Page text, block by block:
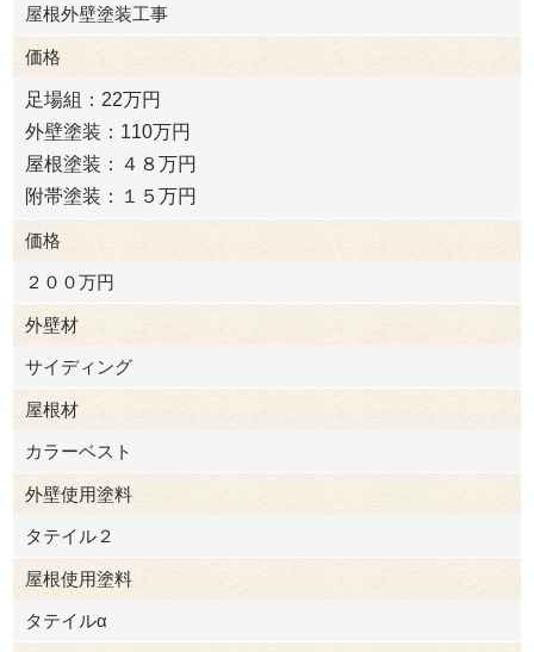
屋根外壁塗装工事
価格
足場組：22万円
外壁塗装：110万円
屋根塗装：４８万円
附帯塗装：１５万円
価格
２００万円
外壁材
サイディング
屋根材
カラーベスト
外壁使用塗料
タテイル２
屋根使用塗料
タテイルα